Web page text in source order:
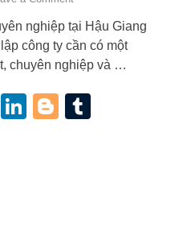
nghiệp tại Hậu Giang
công ty cần có một
chuyên nghiệp và …
RedditLinkedIn
Blogger